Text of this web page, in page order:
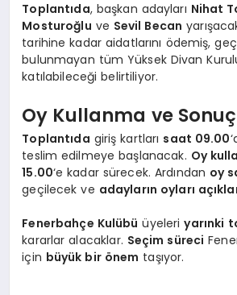
Toplantıda, başkan adayları Nihat
Mosturoğlu ve Sevil Becan
tarihine kadar aidatlarını ödemiş,
bulunmayan tüm Yüksek Divan
katılabileceği belirtiliyor.
Oy Kullanma ve
Toplantıda giriş kartları saat 09.00
teslim edilmeye başlanacak. Oy
15.00‘e kadar sürecek. Ardından oy
geçilecek ve adayların oyları
Fenerbahçe Kulübü üyeleriyarınki
kararlar alacaklar. Seçim süreci
için büyük bir önem taşıyor.